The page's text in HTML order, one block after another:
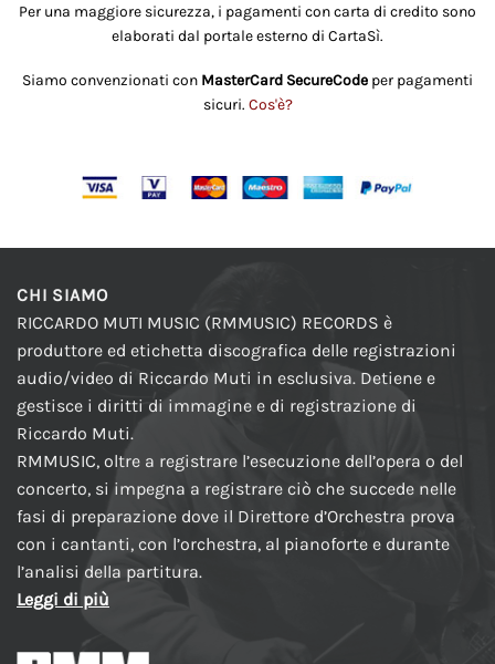
Per una maggiore sicurezza, i pagamenti con carta di credito sono
elaborati dal portale esterno di CartaSì.
Siamo convenzionati con MasterCard SecureCode per pagamenti
sicuri. Cos'è?
CHI SIAMO
RICCARDO MUTI MUSIC (RMMUSIC) RECORDS è
produttore ed etichetta discografica delle registrazioni
audio/video di Riccardo Muti in esclusiva. Detiene e
gestisce i diritti di immagine e di registrazione di
Riccardo Muti.
RMMUSIC, oltre a registrare l’esecuzione dell’opera o del
concerto, si impegna a registrare ciò che succede nelle
fasi di preparazione dove il Direttore d’Orchestra prova
con i cantanti, con l’orchestra, al pianoforte e durante
l’analisi della partitura.
Leggi di più